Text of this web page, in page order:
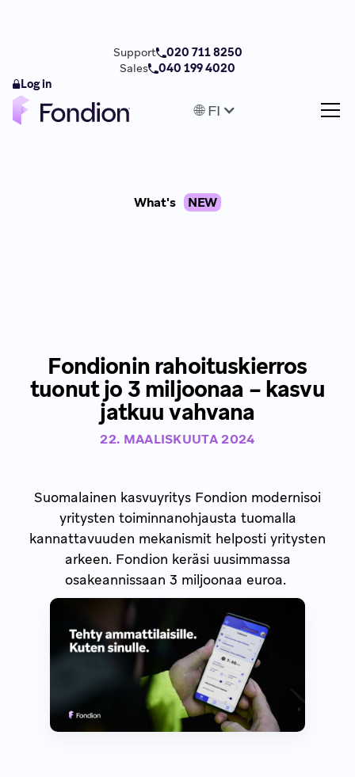
🌐 FI
Support
020 711 8250
Sales
040 199 4020
Log in
What's NEW
Fondionin rahoituskierros
tuonut jo 3 miljoonaa – kasvu
jatkuu vahvana
22. MAALISKUUTA 2024
Suomalainen kasvuyritys Fondion modernisoi
yritysten toiminnanohjausta tuomalla
kannattavuuden mekanismit helposti yritysten
arkeen. Fondion keräsi uusimmassa
osakeannissaan 3 miljoonaa euroa.